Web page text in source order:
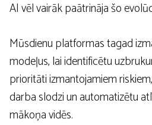
AI vēl vairāk paātrināja šo
Mūsdienu platformas tagad
modeļus, lai identificētu
prioritāti izmantojamiem
darba slodzi un automatizētu
mākoņa vidēs.